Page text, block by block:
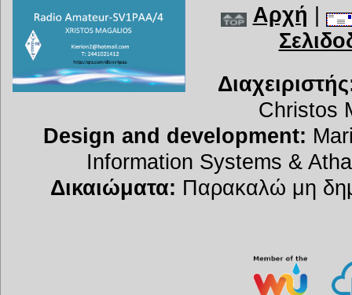
Αρχή
Christos
Design and development:
Information Systems &
Δικαιώματα: Παρακαλώ μη